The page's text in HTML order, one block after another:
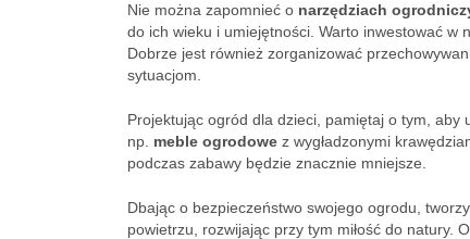
Nie można zapomnieć o narzędziach
do ich wieku i umiejętności. Warto inwestować w
Dobrze jest również zorganizować
sytuacjom.
Projektując ogród dla dzieci, pamiętaj o tym,
np. meble ogrodowe z wygładzonymi
podczas zabawy będzie znacznie mniejsze.
Dbając o bezpieczeństwo swojego ogrodu,
powietrzu, rozwijając przy tym miłość do natury.